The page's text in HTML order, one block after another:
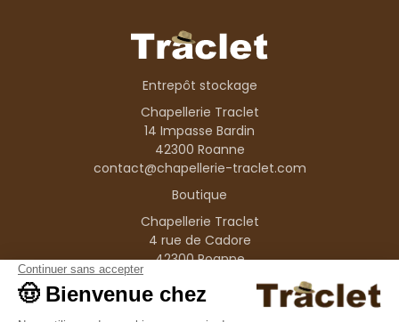
Entrepôt stockage
Chapellerie Traclet
14 Impasse Bardin
42300 Roanne
contact@chapellerie-traclet.com
Boutique
Chapellerie Traclet
4 rue de Cadore
42300 Roanne